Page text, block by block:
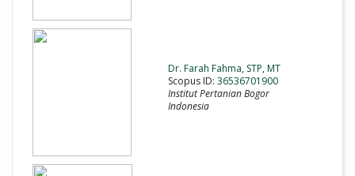
Dr. Farah Fahma, STP, MT
Scopus ID: 36536701900
Institut Pertanian Bogor
Indonesia